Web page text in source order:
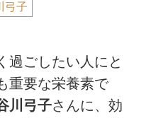
弓子
過ごしたい人にと
重要な栄養素で
川弓子さんに、効